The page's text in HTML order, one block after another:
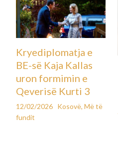
Kryediplomatja e
BE-së Kaja Kallas
uron formimin e
Qeverisë Kurti 3
12/02/2026 Kosovë,Më të
fundit